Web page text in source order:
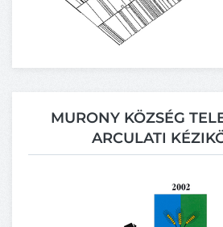
MURONY KÖZSÉG
ARCULATI